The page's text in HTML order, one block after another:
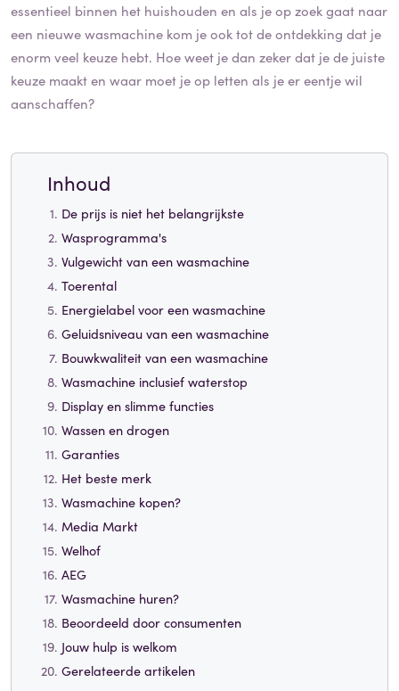
essentieel binnen het huishouden en als je op zoek gaat naar
een nieuwe wasmachine kom je ook tot de ontdekking dat je
enorm veel keuze hebt. Hoe weet je dan zeker dat je de juiste
keuze maakt en waar moet je op letten als je er eentje wil
aanschaffen?
Inhoud
De prijs is niet het belangrijkste
Wasprogramma's
Vulgewicht van een wasmachine
Toerental
Energielabel voor een wasmachine
Geluidsniveau van een wasmachine
Bouwkwaliteit van een wasmachine
Wasmachine inclusief waterstop
Display en slimme functies
Wassen en drogen
Garanties
Het beste merk
Wasmachine kopen?
Media Markt
Welhof
AEG
Wasmachine huren?
Beoordeeld door consumenten
Jouw hulp is welkom
Gerelateerde artikelen